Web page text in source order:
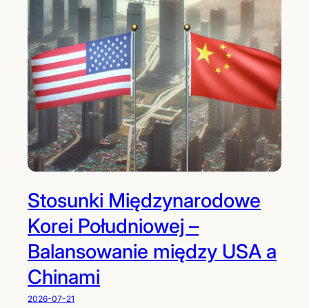
Stosunki Międzynarodowe
Korei Południowej –
Balansowanie między USA a
Chinami
2026-07-21